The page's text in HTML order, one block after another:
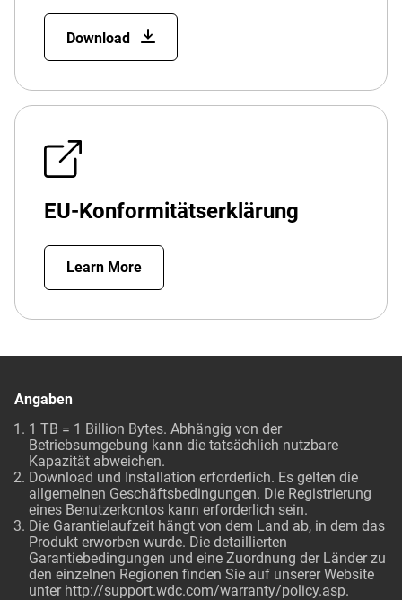
Download
EU-Konformitätserklärung
Learn More
Angaben
1 TB = 1 Billion Bytes. Abhängig von der
Betriebsumgebung kann die tatsächlich nutzbare
Kapazität abweichen.
Download und Installation erforderlich. Es gelten die
allgemeinen Geschäftsbedingungen. Die Registrierung
eines Benutzerkontos kann erforderlich sein.
Die Garantielaufzeit hängt von dem Land ab, in dem das
Produkt erworben wurde. Die detaillierten
Garantiebedingungen und eine Zuordnung der Länder zu
den einzelnen Regionen finden Sie auf unserer Website
unter http://support.wdc.com/warranty/policy.asp.